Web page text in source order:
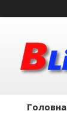
Головна